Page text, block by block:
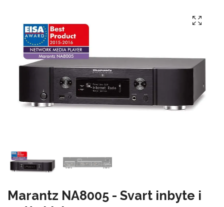
Marantz NA8005 - Svart inbyte i